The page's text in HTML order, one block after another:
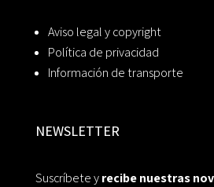
Aviso legal y copyright
Política de privacidad
Información de transporte
NEWSLETTER
Suscríbete yrecibe nuestras